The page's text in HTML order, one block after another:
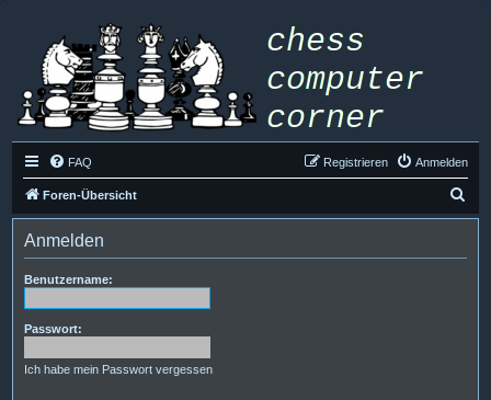
FAQ Anmelden
Registrieren
Foren-Übersicht
u
Anmelden
Benutzername:
Passwort:
Ich habe mein Passwort vergessen